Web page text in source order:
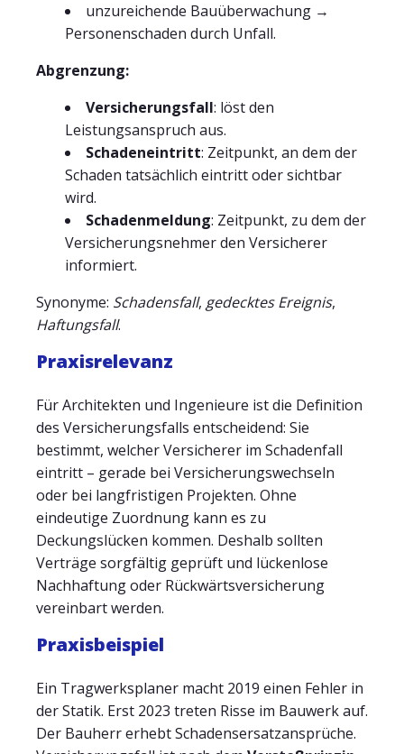
unzureichende Bauüberwachung →
Personenschaden durch Unfall.
Abgrenzung:
Versicherungsfall: löst den
Leistungsanspruch aus.
Schadeneintritt: Zeitpunkt, an dem der
Schaden tatsächlich eintritt oder sichtbar
wird.
Schadenmeldung: Zeitpunkt, zu dem der
Versicherungsnehmer den Versicherer
informiert.
Synonyme: Schadensfall, gedecktes Ereignis,
Haftungsfall.
Praxisrelevanz
Für Architekten und Ingenieure ist die Definition
des Versicherungsfalls entscheidend: Sie
bestimmt, welcher Versicherer im Schadenfall
eintritt – gerade bei Versicherungswechseln
oder bei langfristigen Projekten. Ohne
eindeutige Zuordnung kann es zu
Deckungslücken kommen. Deshalb sollten
Verträge sorgfältig geprüft und lückenlose
Nachhaftung oder Rückwärtsversicherung
vereinbart werden.
Praxisbeispiel
Ein Tragwerksplaner macht 2019 einen Fehler in
der Statik. Erst 2023 treten Risse im Bauwerk auf.
Der Bauherr erhebt Schadensersatzansprüche.